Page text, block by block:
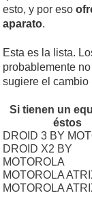
esto, y por eso
aparato.
Esta es la lista.
probablemente
sugiere el cambio
Si tienen un
éstos
DROID 3 BY
DROID X2 BY
MOTOROLA
MOTOROLA
MOTOROLA